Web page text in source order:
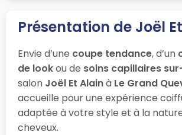
Présentation de Joël
Envie d’une coupe tendance, d’un
de lookou de soins capillaires
salon Joël Et Alainà Le Grand
accueille pour une expérience
adaptée à votre style et à la
cheveux.